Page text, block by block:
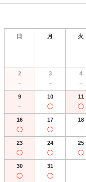
日 月 火
2
－
3
－
4
－
9
－
10
◯
11
◯
16
◯
17
◯
18
－
23
◯
24
◯
25
◯
30
◯
31
◯